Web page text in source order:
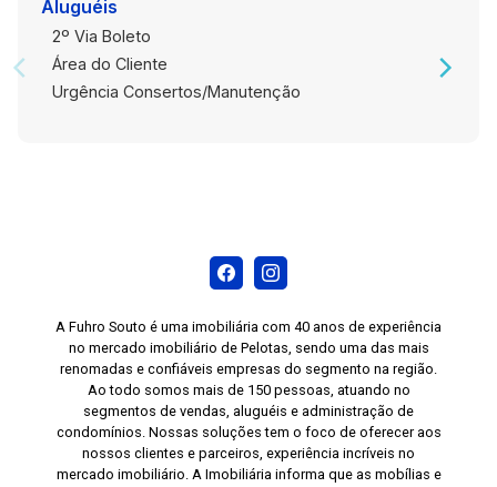
Aluguéis
2º Via Boleto
Área do Cliente
Urgência Consertos/Manutenção
A Fuhro Souto é uma imobiliária com 40 anos de experiência
no mercado imobiliário de Pelotas, sendo uma das mais
renomadas e confiáveis empresas do segmento na região.
Ao todo somos mais de 150 pessoas, atuando no
segmentos de vendas, aluguéis e administração de
condomínios. Nossas soluções tem o foco de oferecer aos
nossos clientes e parceiros, experiência incríveis no
mercado imobiliário. A Imobiliária informa que as mobílias e